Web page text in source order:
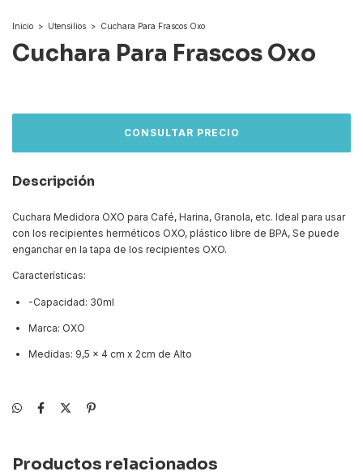
Inicio > Utensilios > Cuchara Para Frascos Oxo
Cuchara Para Frascos Oxo
Descripción
Cuchara Medidora OXO para Café, Harina, Granola, etc. Ideal para usar
con los recipientes herméticos OXO, plástico libre de BPA, Se puede
enganchar en la tapa de los recipientes OXO.
Características:
-Capacidad: 30ml
Marca: OXO
Medidas: 9,5 x 4 cm x 2cm de Alto
Productos relacionados